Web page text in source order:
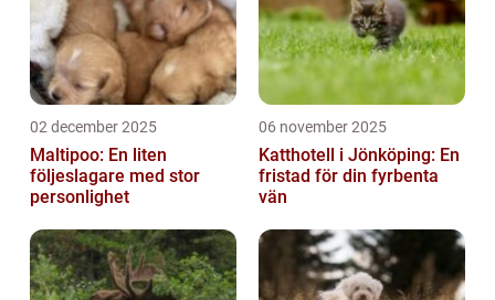
02 december 2025
Maltipoo: En liten
följeslagare med stor
personlighet
06 november 2025
Katthotell i Jönköping: En
fristad för din fyrbenta
vän